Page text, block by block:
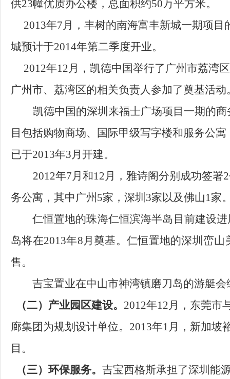
供23幢优质办公楼，总面积约50万平方米。
2013年7月，丰树的南海富丰新城一期项
城预计于2014年第二季度开业。
2012年12月，凯德中国举行了广州市荔湾
广州市、荔湾区的相关负责人参加了奠基活动
凯德中国的深圳来福士广场项目一期的商
目包括购物商场、国际甲级写字楼和服务公寓
已于2013年3月开建。
2012年7月 和12月，雅诗阁分别 成功签署2
务公寓，其中广州 5家，深圳 3家以及佛山1家
仁恒置地的珠海仁恒滨海半岛目前建设
岛将在2013年8月奠基。仁恒置地的深圳峦山
售。
吉宝置业在中山市神湾镇磨刀岛的游艇会
（二）产业园区建设。 2012年12月，东莞市
廊集团为规划设计单位。2013年1月，新加
目。
（三）环保服务。 吉宝西格斯承担了深圳能